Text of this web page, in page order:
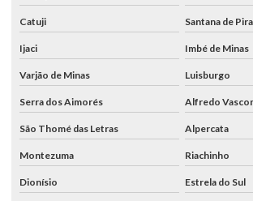
Catuji Santana de
Ijaci Imbé de Minas
Varjão de Minas Luisburgo
Serra dos Aimorés Alfredo
São Thomé das Letras Alpercata
Montezuma Riachinho
Dionísio Estrela do Sul